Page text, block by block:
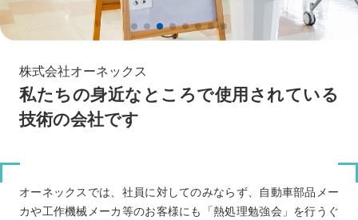
株式会社オーネックス
私たちの身近なところで使用されている
技術の会社です
オーネックスでは、社員に対してのみならず、自動車部品メー
カや工作機械メーカ等のお客様にも「熱処理勉強会」を行うぐ